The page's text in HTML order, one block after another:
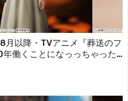
以降・TVアニメ『葬送のフ
働くことになっっちゃった
！